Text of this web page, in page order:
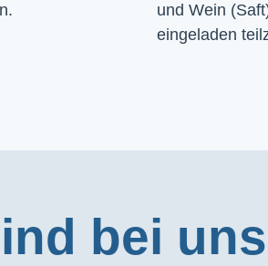
und Wein
eingeladen
bei uns